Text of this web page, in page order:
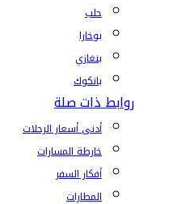
حلب
بوخارا
بنغازي
بانكوك
روابط ذات صلة
أدنى أسعار الرحلات
خارطة المسارات
أفكار السفر
المطارات